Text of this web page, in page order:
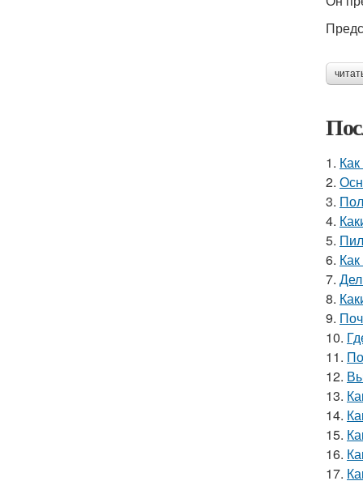
1.
2.
3.
4.
5.
6.
7.
8.
9.
10.
11.
12.
13.
14.
15.
16.
17.